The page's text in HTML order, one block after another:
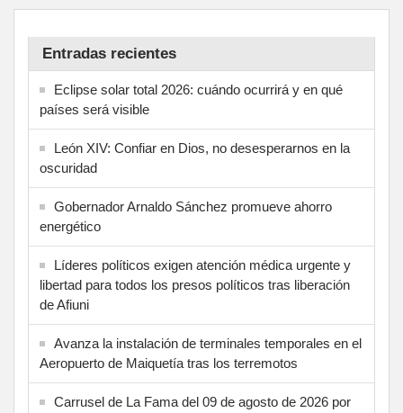
Entradas recientes
Eclipse solar total 2026: cuándo ocurrirá y en qué
países será visible
León XIV: Confiar en Dios, no desesperarnos en la
oscuridad
Gobernador Arnaldo Sánchez promueve ahorro
energético
Líderes políticos exigen atención médica urgente y
libertad para todos los presos políticos tras liberación
de Afiuni
Avanza la instalación de terminales temporales en el
Aeropuerto de Maiquetía tras los terremotos
Carrusel de La Fama del 09 de agosto de 2026 por